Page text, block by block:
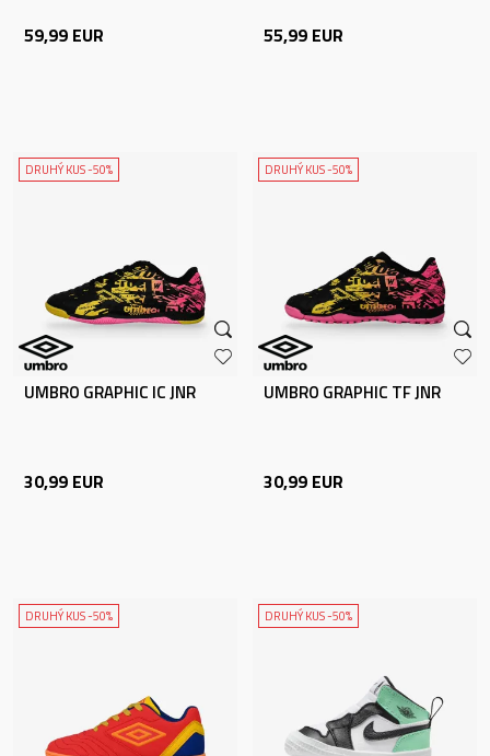
59,99 EUR 55,99 EUR
DRUHÝ KUS -50%
UMBRO GRAPHIC IC JNR
30,99 EUR
DRUHÝ KUS -50%
UMBRO GRAPHIC TF JNR
30,99 EUR
DRUHÝ KUS -50% DRUHÝ KUS -50%